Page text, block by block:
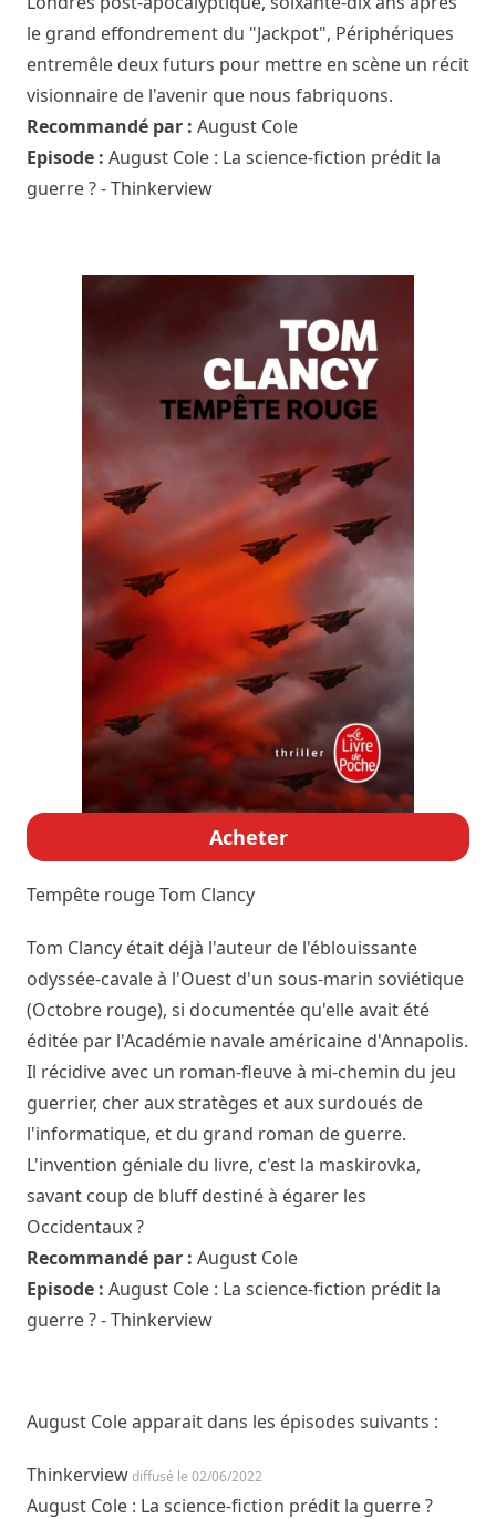
le grand effondrement du "Jackpot", Périphériques
entremêle deux futurs pour mettre en scène un récit
visionnaire de l'avenir que nous fabriquons.
Recommandé par : August Cole
Episode : August Cole : La science-fiction prédit la
guerre ? - Thinkerview
Acheter
Tempête rougeTom Clancy
Tom Clancy était déjà l'auteur de l'éblouissante
odyssée-cavale à l'Ouest d'un sous-marin soviétique
(Octobre rouge), si documentée qu'elle avait été
éditée par l'Académie navale américaine d'Annapolis.
Il récidive avec un roman-fleuve à mi-chemin du jeu
guerrier, cher aux stratèges et aux surdoués de
l'informatique, et du grand roman de guerre.
L'invention géniale du livre, c'est la maskirovka,
savant coup de bluff destiné à égarer les
Occidentaux ?
Recommandé par : August Cole
Episode : August Cole : La science-fiction prédit la
guerre ? - Thinkerview
August Cole apparait dans les épisodes suivants :
Thinkerviewdiffusé le 02/06/2022
August Cole : La science-fiction prédit la guerre ?